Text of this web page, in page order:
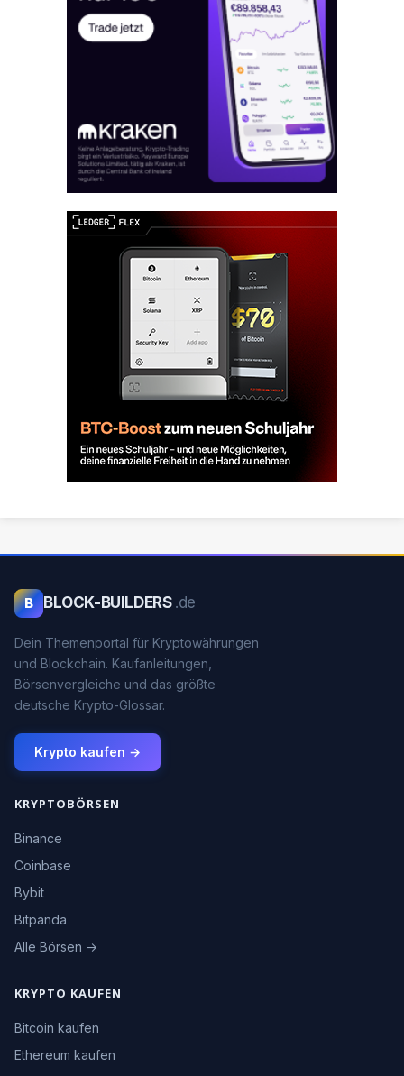
B BLOCK-BUILDERS .de
Dein Themenportal für Kryptowährungen
und Blockchain. Kaufanleitungen,
Börsenvergleiche und das größte
deutsche Krypto-Glossar.
Krypto kaufen →
KRYPTOBÖRSEN
Binance
Coinbase
Bybit
Bitpanda
Alle Börsen →
KRYPTO KAUFEN
Bitcoin kaufen
Ethereum kaufen